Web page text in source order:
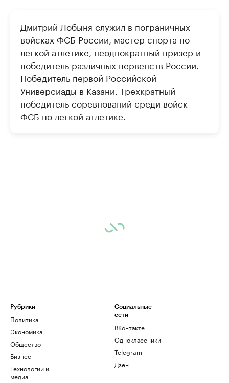
Дмитрий Лобыня служил в пограничных
войсках ФСБ России, мастер спорта по
легкой атлетике, неоднократный призер и
победитель различных первенств России.
Победитель первой Российской
Универсиады в Казани. Трехкратный
победитель соревнований среди войск
ФСБ по легкой атлетике.
Рубрики
Политика
Экономика
Общество
Бизнес
Технологии и
медиа
Социальные
сети
ВКонтакте
Одноклассники
Telegram
Дзен